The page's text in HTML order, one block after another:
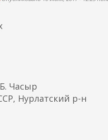
Часыр
Нурлатский р-н